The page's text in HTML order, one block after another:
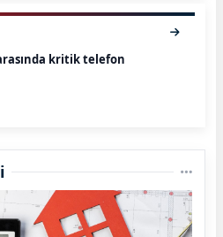
kritik telefon